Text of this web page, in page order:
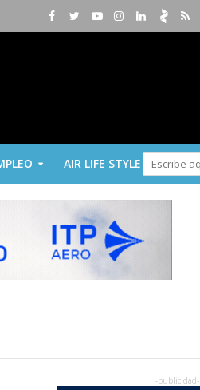
AIR LIFE STYLE